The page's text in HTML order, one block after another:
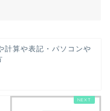
計算や表記・パソコンや